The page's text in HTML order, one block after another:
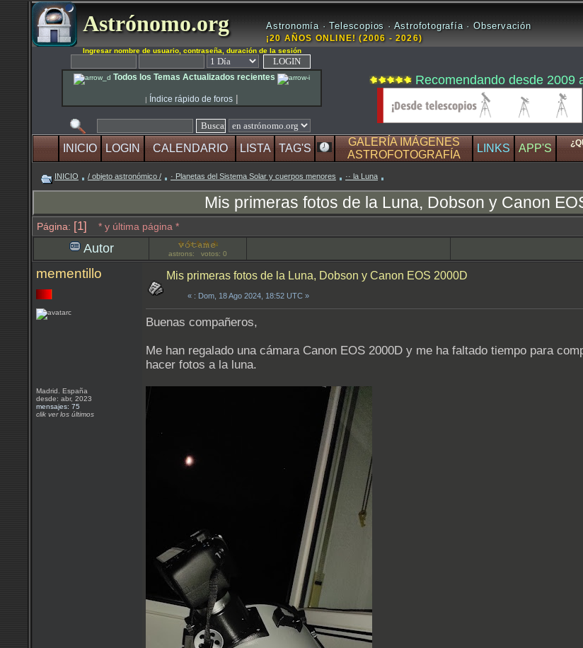
Astrónomo.org Astronomía · Telescopios · Astrofotografía · Observación
¡20 AÑOS ONLINE! (2006 - 2026)
Ingresar nombre de usuario, contraseña, duración de la sesión
Todos los Temas Actualizados recientes
| Índice rápido de foros |
Recomendando desde 2009
INICIO LOGIN CALENDARIO LISTA TAG'S
GALERÍA IMÁGENES
ASTROFOTOGRAFÍA
LINKS APP'S
INICIO / objeto astronómico / · Planetas del Sistema Solar y cuerpos menores ·· la Luna
Mis primeras fotos de la Luna, Dobson y Canon
Página: [1] * y última página *
Autor astrons: votos: 0
mementillo
Madrid. España
desde: abr, 2023
mensajes: 75
clik ver los últimos
Mis primeras fotos de la Luna, Dobson y Canon EOS 2000D
« : Dom, 18 Ago 2024, 18:52 UTC »
Buenas compañeros,
Me han regalado una cámara Canon EOS 2000D y me ha faltado tiempo para
hacer fotos a la luna.